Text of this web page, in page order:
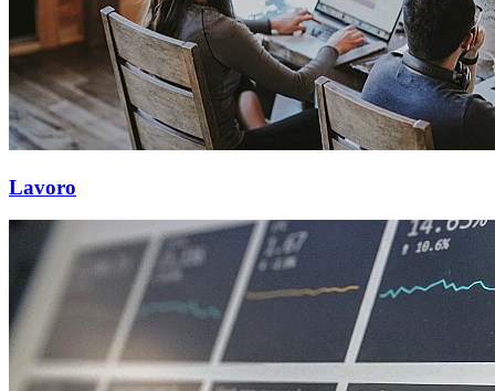
Lavoro